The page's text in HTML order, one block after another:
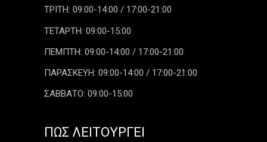
ΤΡΙΤΗ: 09:00-14:00 / 17:00-21:00
ΤΕΤΑΡΤΗ: 09:00-15:00
ΠΕΜΠΤΗ: 09:00-14:00 / 17:00-21:00
ΠΑΡΑΣΚΕΥΗ: 09:00-14:00 / 17:00-21:00
ΣΑΒΒΑΤΟ: 09:00-15:00
ΠΏΣ ΛΕΙΤΟΥΡΓΕΊ